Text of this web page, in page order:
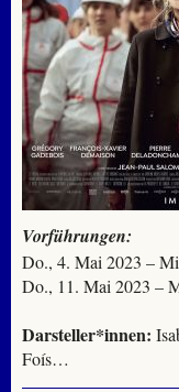
Vorführungen:
Do., 4. Mai 2023 –
Do., 11. Mai 2023 –
Darsteller*innen:
Foís…